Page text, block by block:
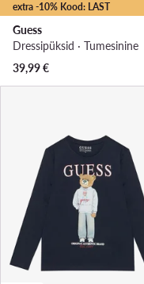
extra -10% Kood: LAST
Guess
Dressipüksid · Tumesinine
39,99€